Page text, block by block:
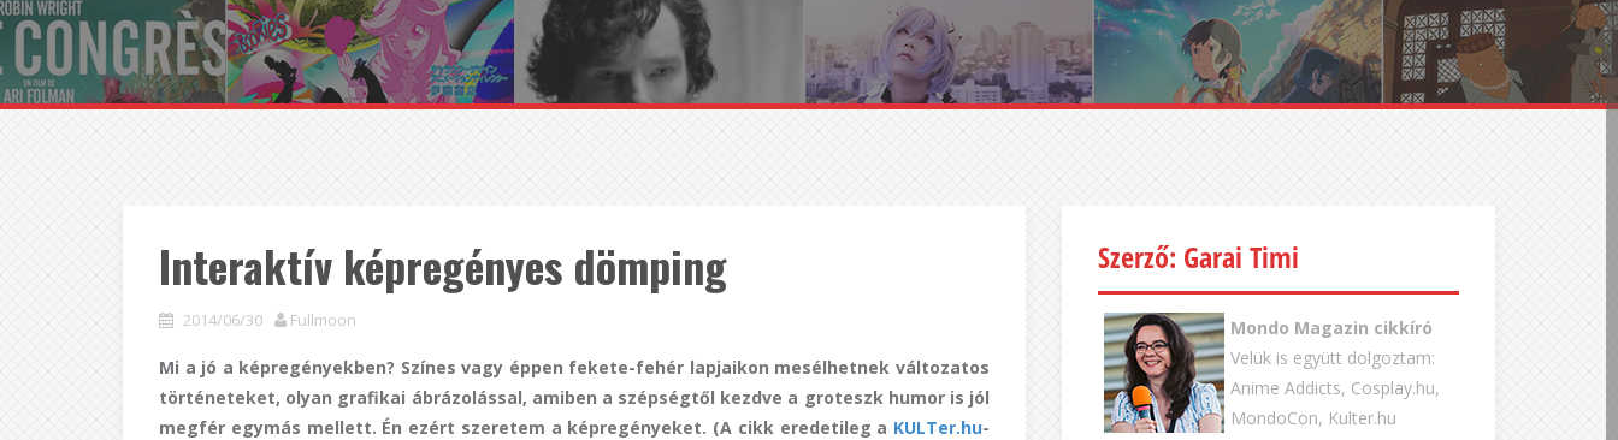
Interaktív képregényes dömping
2014/06/30 Fullmoon
Mi a jó a képregényekben? Színes vagy éppen fekete-fehér lapjaikon mesélhetnek változatos
történeteket, olyan grafikai ábrázolással, amiben a szépségtől kezdve a groteszk humor is jól
megfér egymás mellett. Én ezért szeretem a képregényeket. (A cikk eredetileg a KULTer.hu-
Szerző: Garai Timi
Mondo Magazin cikkíró
Velük is együtt dolgoztam:
Anime Addicts, Cosplay.hu,
MondoCon, Kulter.hu